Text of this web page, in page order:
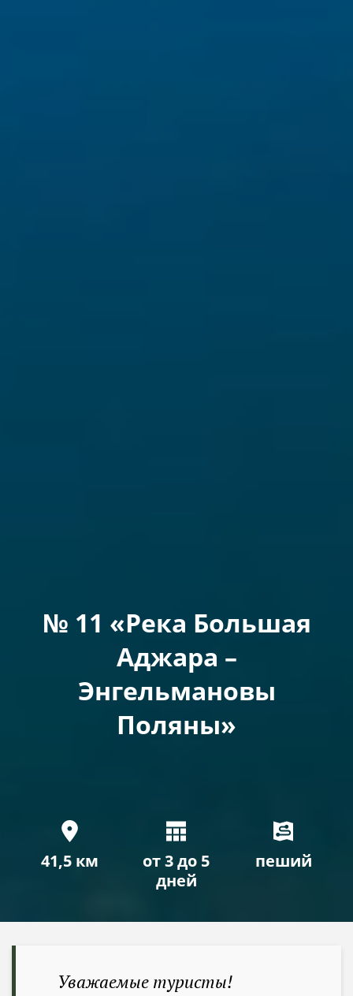
№ 11 «Река Большая
Аджара –
Энгельмановы
Поляны»
41,5 км
от 3 до 5
дней
пеший
Уважаемые туристы!